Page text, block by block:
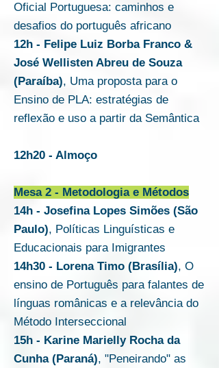
Oficial Portuguesa: caminhos e
desafios do português africano
12h - Felipe Luiz Borba Franco &
José Wellisten Abreu de Souza
(Paraíba), Uma proposta para o
Ensino de PLA: estratégias de
reflexão e uso a partir da Semântica
12h20 - Almoço
Mesa 2 - Metodologia e Métodos
14h - Josefina Lopes Simões (São
Paulo), Políticas Linguísticas e
Educacionais para Imigrantes
14h30 - Lorena Timo (Brasília), O
ensino de Português para falantes de
línguas românicas e a relevância do
Método Interseccional
15h - Karine Marielly Rocha da
Cunha (Paraná), "Peneirando" as